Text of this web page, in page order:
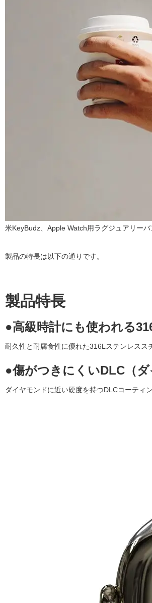
米KeyBudz、Apple Watch用ラグジュアリー
製品の特長は以下の通りです。
製品特長
●高級時計にも使われる
耐久性と耐腐食性に優れた316Lステンレスス
●傷がつきにくいDLC（
ダイヤモンドに近い硬度を持つDLCコーティ